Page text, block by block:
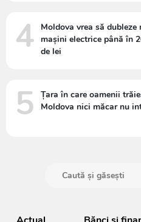
4
Moldova vrea să
mașini electrice până în
de lei
5
Țara în care oamenii
Moldova nici măcar nu